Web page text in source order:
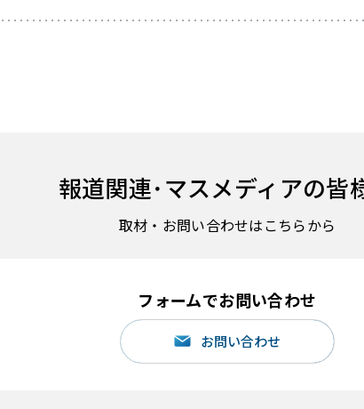
報道関連･マスメディアの皆
取材・お問い合わせはこちらから
フォームでお問い合わせ
お問い合わせ